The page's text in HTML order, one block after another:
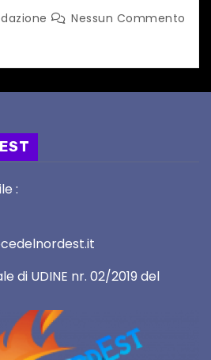
Nessun Commento
:
di UDINE nr. 02/2019 del